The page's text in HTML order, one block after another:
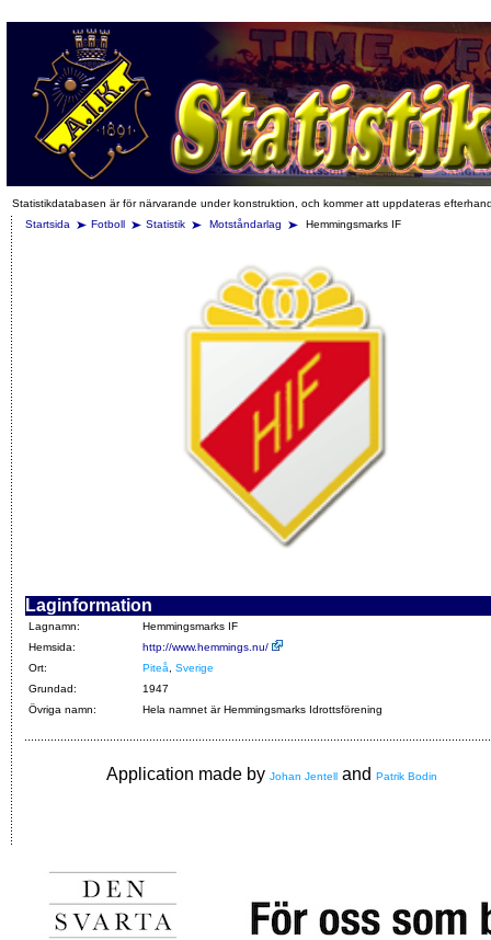
Statistikdatabasen är för närvarande under konstruktion, och kommer att uppdateras
Startsida
Fotboll Statistik Motståndarlag Hemmingsmarks IF
Laginformation
Lagnamn:
Hemmingsmarks IF
Hemsida:
http://www.hemmings.nu/
Ort:
Piteå, Sverige
Grundad:
1947
Övriga namn:
Hela namnet är Hemmingsmarks Idrottsförening
Application made by Johan Jentell and Patrik Bodin